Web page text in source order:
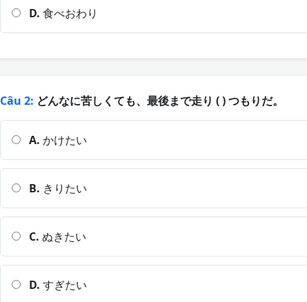
D. 食べおわり
Câu 2: どんなに苦しくても、最後まで走り ( ) つもりだ。
A. かけたい
B. きりたい
C. ぬきたい
D. すぎたい